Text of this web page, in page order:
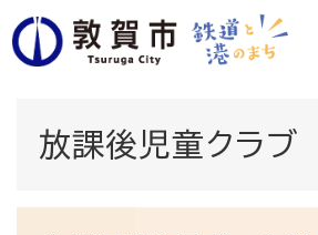
ペ
ー
頭
メニューを飛ばし
放課後児童クラブ